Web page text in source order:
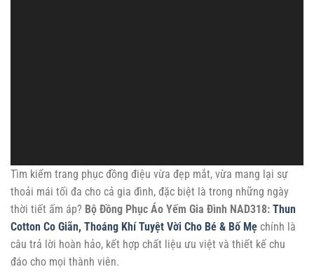
Tìm kiếm trang phục đồng điệu vừa đẹp mắt, vừa mang lại sự
thoải mái tối đa cho cả gia đình, đặc biệt là trong những ngày
thời tiết ấm áp? Bộ Đồng Phục Áo Yếm Gia Đình NAD318: Thun
Cotton Co Giãn, Thoáng Khí Tuyệt Vời Cho Bé & Bố Mẹ chính là
câu trả lời hoàn hảo, kết hợp chất liệu ưu việt và thiết kế chu
đáo cho mọi thành viên.